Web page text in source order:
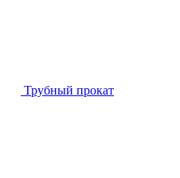
Трубный прокат